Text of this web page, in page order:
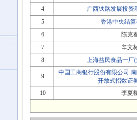
4
广西铁路发展投资
5
香港中央结算
6
陈克
7
辛文
8
上海益民食品一厂(
9
中国工商银行股份有限公司-
开放式指数证
10 李夏